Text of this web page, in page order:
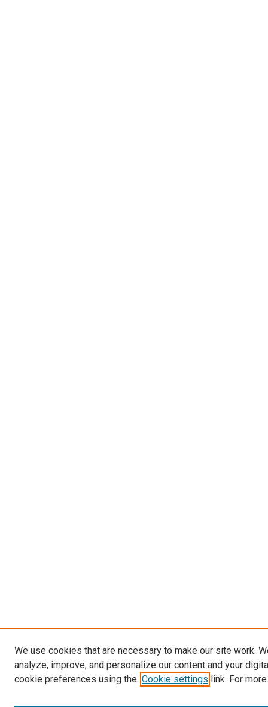
We use cookies that are necessary to make our site work.
analyze, improve, and personalize our content and your
cookie preferences using the Cookie settings link. For